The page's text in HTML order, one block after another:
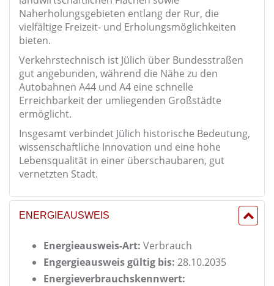
Naherholungsgebieten entlang der Rur, die
vielfältige Freizeit- und Erholungsmöglichkeiten
bieten.
Verkehrstechnisch ist Jülich über Bundesstraßen
gut angebunden, während die Nähe zu den
Autobahnen A44 und A4 eine schnelle
Erreichbarkeit der umliegenden Großstädte
ermöglicht.
Insgesamt verbindet Jülich historische Bedeutung,
wissenschaftliche Innovation und eine hohe
Lebensqualität in einer überschaubaren, gut
vernetzten Stadt.
ENERGIEAUSWEIS
Energieausweis-Art: Verbrauch
Engergieausweis gültig bis: 28.10.2035
Energieverbrauchskennwert: